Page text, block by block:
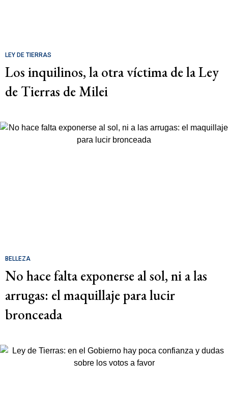
LEY DE TIERRAS
Los inquilinos, la otra víctima de la Ley
de Tierras de Milei
BELLEZA
No hace falta exponerse al sol, ni a las
arrugas: el maquillaje para lucir
bronceada